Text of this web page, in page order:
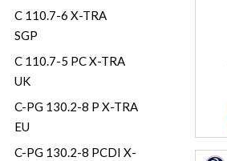
C 110.7-6 X-TRA
SGP
C 110.7-5 PC X-TRA
UK
C-PG 130.2-8 P X-TRA
EU
C-PG 130.2-8 PCDI X-